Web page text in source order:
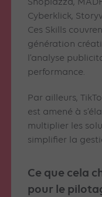
Shoplazza,
Cyberklick,
Ces Skills
génération
l’analyse
performance.
Par ailleurs,
est amené à
multiplier les
simplifier la
Ce que cela
pour le